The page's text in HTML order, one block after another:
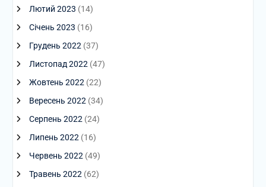
Лютий 2023 (14)
Січень 2023 (16)
Грудень 2022(37)
Листопад 2022(47)
Жовтень 2022(22)
Вересень 2022(34)
Серпень 2022(24)
Липень 2022(16)
Червень 2022(49)
Травень 2022(62)